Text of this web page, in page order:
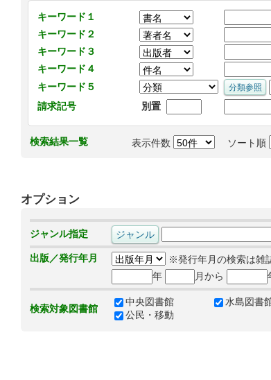
キーワード１
キーワード２
キーワード３
キーワード４
キーワード５
請求記号
別置
検索結果一覧 表示件数 ソート順
オプション
ジャンル指定
出版／発行年月
※発行年月の検索は雑
年
月から
検索対象図書館
中央図書館 水島図書
公民・移動